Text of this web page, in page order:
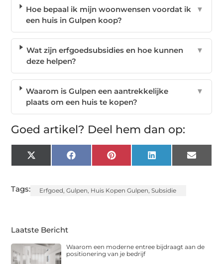
Hoe bepaal ik mijn woonwensen voordat ik
een huis in Gulpen koop?
▼
Wat zijn erfgoedsubsidies en hoe kunnen
deze helpen?
▼
Waarom is Gulpen een aantrekkelijke
plaats om een huis te kopen?
▼
Goed artikel? Deel hem dan op:
X
(Twitter)
FacebookPinterest LinkedIn Email
Tags: Erfgoed ,Gulpen Huis Kopen Gulpen ,Subsidie
Laatste Bericht
Waarom een moderne entree bijdraagt aan de
positionering van je bedrijf